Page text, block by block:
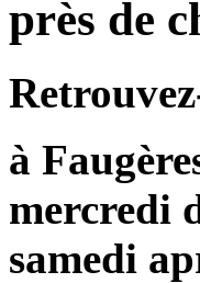
près de
à
mercredi
samedi